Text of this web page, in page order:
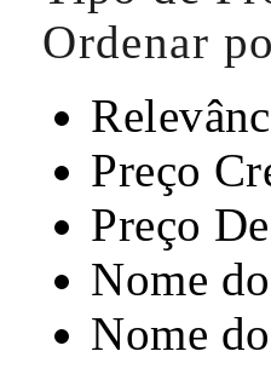
Ordenar
Preço
Preço
Nome
Nome